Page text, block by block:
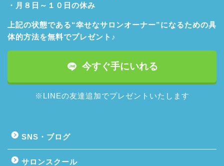
・月８日～１０日の休み
上記の状態である“幸せなサロンオーナー”になるための具
体的方法を無料でプレゼント♪
今すぐ手にいれる
※LINEの友達追加でプレゼントいたします
SNS・ブログ
サロンスクール